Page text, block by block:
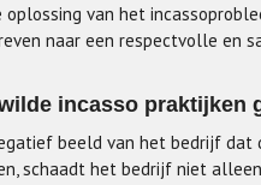
van het
naar een respectvolle en
incasso praktijken
beeld van het bedrijf dat
schaadt het bedrijf niet